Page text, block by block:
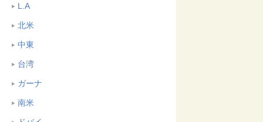
L.A
北米
中東
台湾
ガーナ
南米